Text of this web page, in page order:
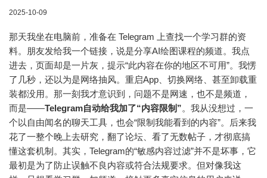
2025-10-09
那天我坐在电脑前，准备在 Telegram 上查找一个学习群的资
料。朋友发给我一个链接，说是分享AI绘图课程的频道。我点
进去，页面却是一片灰，提示“此内容在你的地区不可用”。我愣
了几秒，还以为是网络抽风。重启App、切换网络、甚至卸载重
装都没用。那一刻我才意识到，问题不是网速，也不是频道，
而是——Telegram自动给我加了“内容限制”。我从没想过，一
个以自由闻名的聊天工具，也会“限制我能看到的内容”。后来我
花了一整个晚上去研究，翻了论坛、看了无数帖子，才彻底搞
懂这套机制。其实，Telegram的“敏感内容过滤”并不是坏事，它
最初是为了防止误触不良内容或符合法规要求。但对像我这